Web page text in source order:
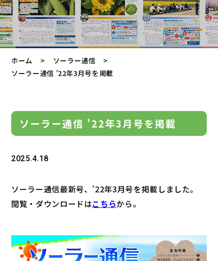
ホーム
ソーラー通信
ソーラー通信 ’22年3月号を掲載
ソーラー通信 ’22年3月号を掲載
2025.4.18
ソーラー通信最新号、’22年3月号を掲載しました。
閲覧・ダウンロードはこちらから。